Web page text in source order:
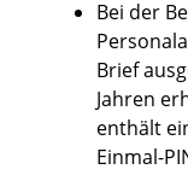
Bei der
Brief
Jahren
enthält
Einmal-